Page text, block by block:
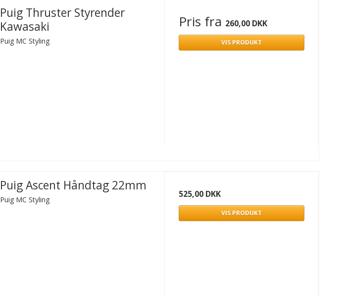
Puig Thruster Styrender
Kawasaki
Puig MC Styling
Pris fra 260,00 DKK
VIS PRODUKT
Puig Ascent Håndtag 22mm
Puig MC Styling
525,00 DKK
VIS PRODUKT